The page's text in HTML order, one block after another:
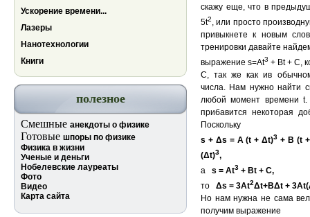
Ускорение времени...
Лазеры
Нанотехнологии
Книги
полезное
Смешные анекдоты о физике
Готовые шпоры по физике
Физика в жизни
Ученые и деньги
Нобелевские лауреаты
Фото
Видео
Карта сайта
скажу еще, что в
5t2, или просто
привыкнете к новым
тренировки давайте
выражение s=At3 + Bt + C,
С, так же как ив
числа. Нам нужно найти
любой момент времени
прибавится некоторая
Поскольку
s + Δs = A (t + Δt)3 + В (t
(Δt)3,
а s = At3 + Bt + C,
то
Δs = 3At2Δt+BΔt + 3At(
Но нам нужна не сама
получим выражение